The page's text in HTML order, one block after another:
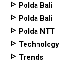
Polda Bali
Polda Bali
Polda NTT
Technology
Trends